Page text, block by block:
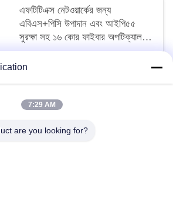
এফটিটিএক্স নেটওয়ার্কের জন্য
এবিএস+পিসি উপাদান এবং আইপি৫৫
সুরক্ষা সহ ১৬ কোর ফাইবার অপটিক্যাল
টার্মিনাল বক্স
আমাদের সাথে যোগাযোগ করুন
7:29 AM
are you looking for?